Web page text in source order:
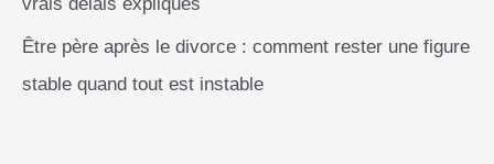
Être père après le divorce : comment rester une figure
stable quand tout est instable